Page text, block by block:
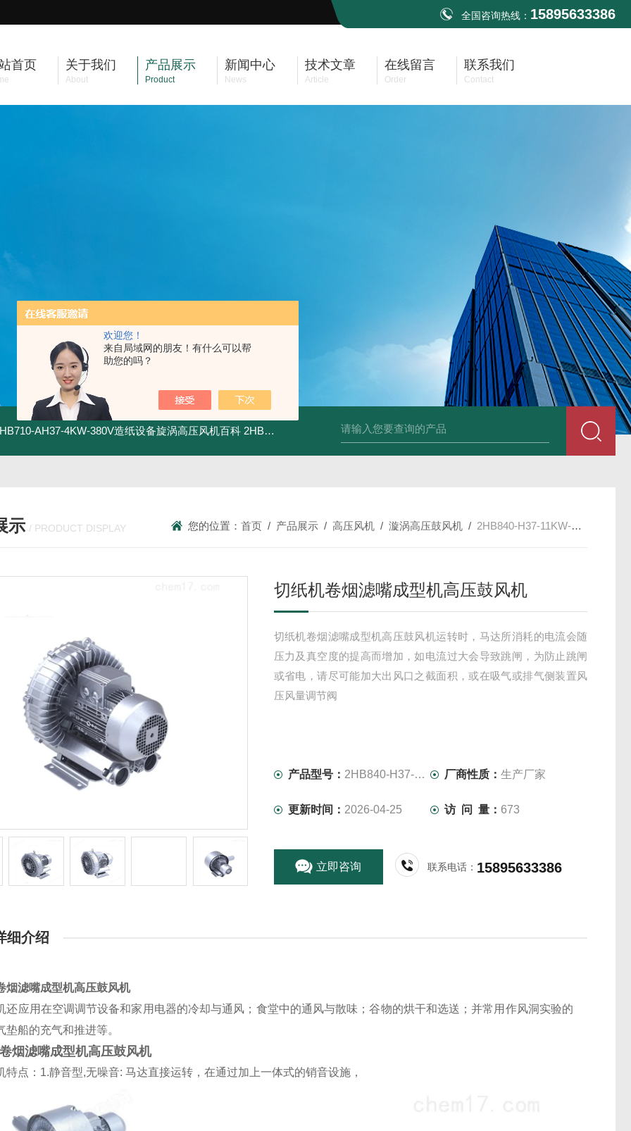
欢迎您！
来自局域网的朋友！有什么可以帮
助您的吗？
全国咨询热线： 15895633386
首页 关于我们
About
产品展示
Product
新闻中心
News
技术文章
Article
在线留言
Order
联系我们
Contact
AH37-4KW-380V造纸设备旋涡高压风机百科 2HB820-HH27-7.5KW-380V强力吸尘高压风机旋涡风机 2HB930-AH07-8.5KW-
示 / PRODUCT DISPLAY 您的位置：首页 / 产品展示 /高压风机 /漩涡高压鼓风机 / 2HB840-H37-11KW-380V切纸机卷烟滤嘴成型机高压鼓风机
切纸机卷烟滤嘴成型机高压鼓风机
切纸机卷烟滤嘴成型机高压鼓风机运转时，马达所消耗的电流会随
压力及真空度的提高而增加，如电流过大会导致跳闸，为防止跳闸
或省电，请尽可能加大出风口之截面积，或在吸气或排气侧装置风
压风量调节阀
产品型号： 2HB840-H37-11KW-380V 厂商性质：生产厂家
更新时间： 2026-04-25 访 问 量： 673
立即咨询 联系电话： 15895633386
细介绍
烟滤嘴成型机高压鼓风机
还应用在空调调节设备和家用电器的冷却与通风；食堂中的通风与散味；谷物的烘干和选送；并常用作风洞实验的
垫船的充气和推进等。
烟滤嘴成型机高压鼓风机
特点： 1.静音型,无噪音:马达直接运转，在通过加上一体式的销音设施，